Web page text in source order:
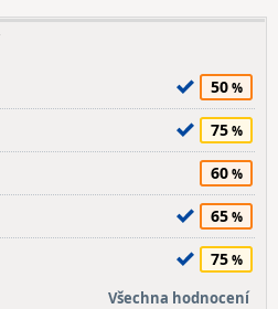
50
75
60
65
75
Všechna hodnocení